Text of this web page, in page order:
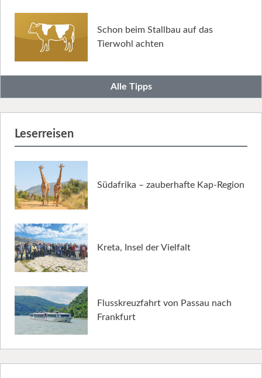
Schon beim Stallbau auf das
Tierwohl achten
Alle Tipps
Leserreisen
Südafrika – zauberhafte Kap-Region
Kreta, Insel der Vielfalt
Flusskreuzfahrt von Passau nach
Frankfurt